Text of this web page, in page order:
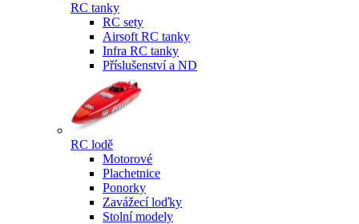
RC tanky
RC sety
Airsoft RC tanky
Infra RC tanky
Příslušenství a ND
RC lodě
Motorové
Plachetnice
Ponorky
Zavážecí loďky
Stolní modely